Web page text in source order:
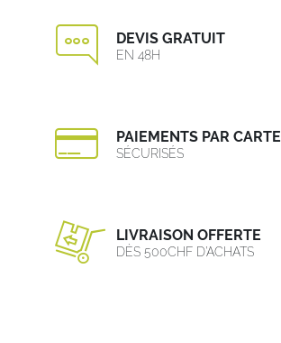
DEVIS GRATUIT
EN 48H
PAIEMENTS PAR CARTE
SÉCURISÉS
LIVRAISON OFFERTE
DÈS 500CHF D’ACHATS